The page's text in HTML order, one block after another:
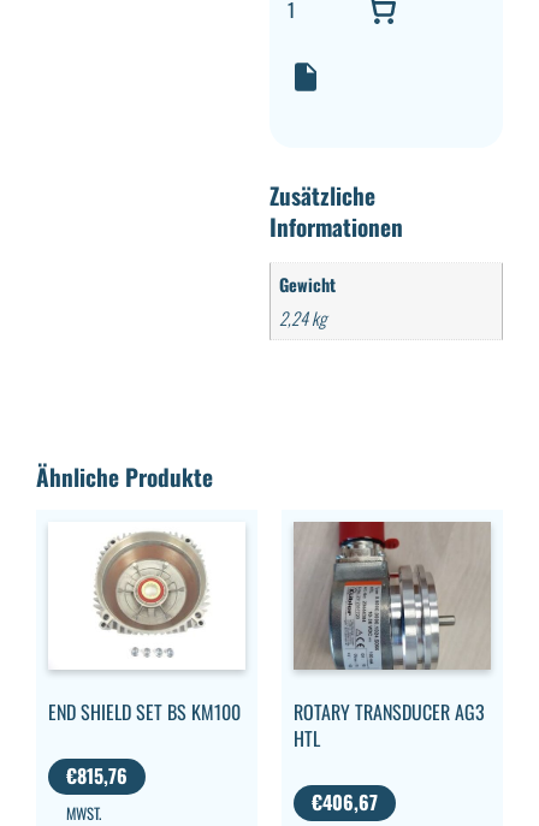
Zusätzliche
Informationen
Gewicht
2,24 kg
Ähnliche Produkte
END SHIELD SET BS KM100
€815,76
MWST.
ROTARY TRANSDUCER AG3
HTL
€406,67